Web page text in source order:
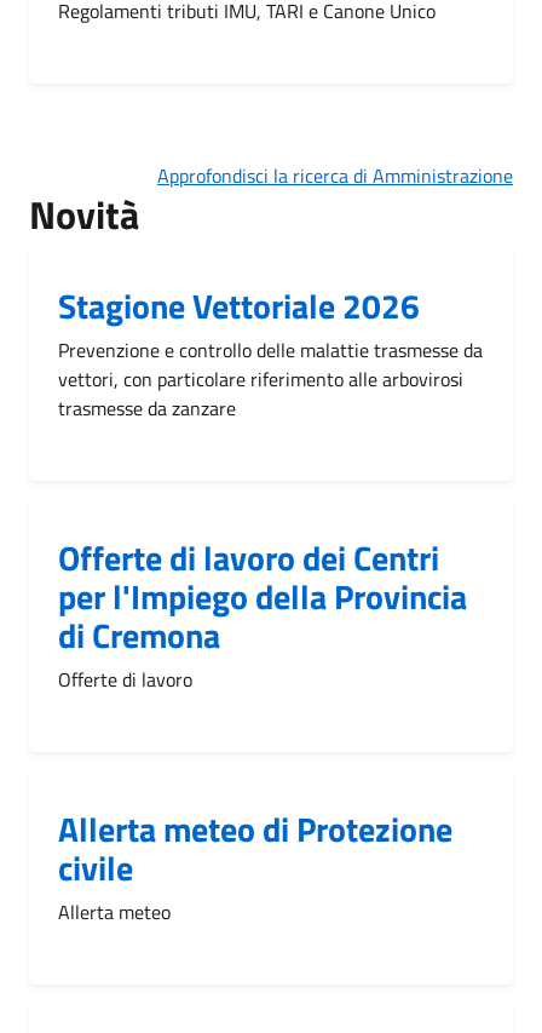
Regolamenti tributi IMU, TARI e Canone Unico
Approfondisci la ricerca di Amministrazione
Novità
Stagione Vettoriale 2026
Prevenzione e controllo delle malattie trasmesse da
vettori, con particolare riferimento alle arbovirosi
trasmesse da zanzare
Offerte di lavoro dei Centri
per l'Impiego della Provincia
di Cremona
Offerte di lavoro
Allerta meteo di Protezione
civile
Allerta meteo